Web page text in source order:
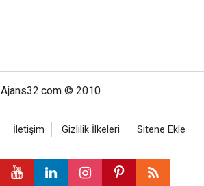
Ajans32.com © 2010
İletişim Gizlilik İlkeleri Sitene Ekle